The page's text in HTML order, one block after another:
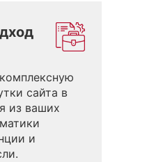
сайта в
из ваших
и